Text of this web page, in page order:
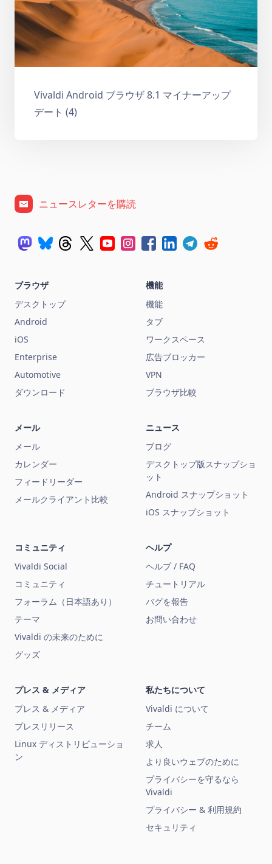
Vivaldi Android ブラウザ 8.1 マイナーアップ
デート (4)
ニュースレターを購読
ブラウザ
デスクトップ
Android
iOS
Enterprise
Automotive
ダウンロード
機能
機能
タブ
ワークスペース
広告ブロッカー
VPN
ブラウザ比較
メール
メール
カレンダー
フィードリーダー
メールクライアント比較
ニュース
ブログ
デスクトップ版スナップショ
ット
Android スナップショット
iOS スナップショット
コミュニティ
Vivaldi Social
コミュニティ
フォーラム（日本語あり）
テーマ
Vivaldi の未来のために
グッズ
ヘルプ
ヘルプ / FAQ
チュートリアル
バグを報告
お問い合わせ
プレス & メディア
プレス & メディア
プレスリリース
Linux ディストリビューショ
ン
私たちについて
Vivaldi について
チーム
求人
より良いウェブのために
プライバシーを守るなら
Vivaldi
プライバシー & 利用規約
セキュリティ